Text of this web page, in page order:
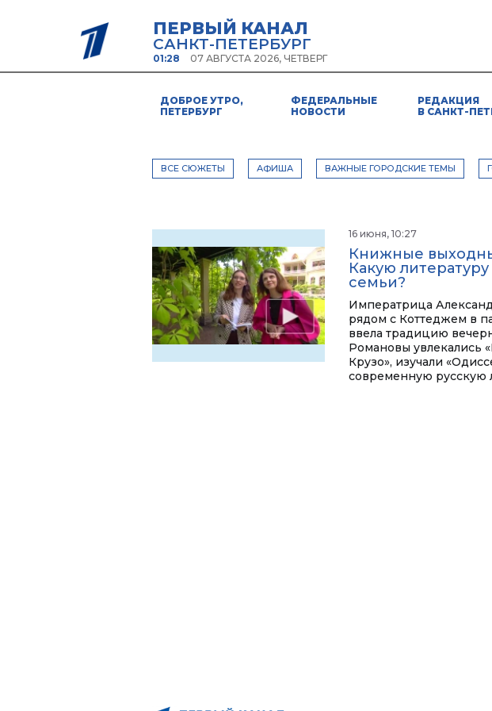
ПЕРВЫЙ КАНАЛ
САНКТ-ПЕТЕРБУРГ
01:28 07 АВГУСТА 2026, ЧЕТВЕРГ
ДОБРОЕ УТРО,
ПЕТЕРБУРГ
ФЕДЕРАЛЬНЫЕ
НОВОСТИ
РЕДАКЦИЯ
В САНКТ-
ВСЕ СЮЖЕТЫ АФИША ВАЖНЫЕ ГОРОДСКИЕ ТЕМЫ
16 июня, 10:27
Книжные
Какую
семьи?
Императрица
рядом с Коттеджем в
ввела традицию
Романовы увлекались
Крузо», изучали
современную русскую